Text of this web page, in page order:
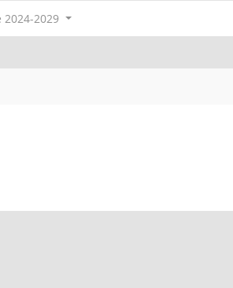
2029